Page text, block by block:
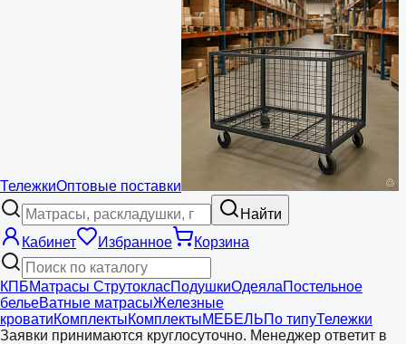
ТележкиОптовые поставки
Найти
Кабинет
Избранное Корзина
КПБМатрасы СтрутокласПодушкиОдеялаПостельное
бельеВатные матрасыЖелезные
кроватиКомплектыКомплектыМЕБЕЛЬПо типуТележки
Заявки принимаются круглосуточно. Менеджер ответит в